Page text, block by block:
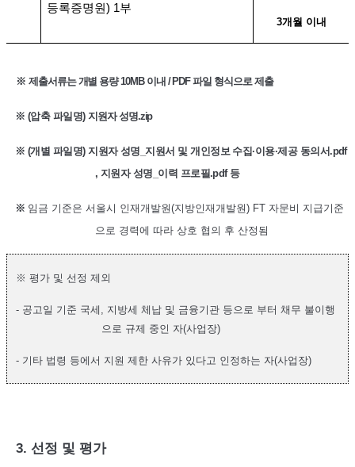
등록증명원) 1부
3개월 이내
※ 제출서류는 개별 용량 10MB 이내 / PDF 파일 형식으로 제출
※ (압축 파일명) 지원자 성명.zip
※ (개별 파일명) 지원자 성명_지원서 및 개인정보 수집·이용·제공 동의서.pdf
, 지원자 성명_이력 프로필.pdf 등
※ 임금 기준은 서울시 인재개발원(지방인재개발원) FT 자문비 지급기준
으로 경력에 따라 상호 협의 후 산정됨
※ 평가 및 선정 제외
- 공고일 기준 국세, 지방세 체납 및 금융기관 등으로 부터 채무 불이행
으로 규제 중인 자(사업장)
- 기타 법령 등에서 지원 제한 사유가 있다고 인정하는 자(사업장)
3. 선정 및 평가